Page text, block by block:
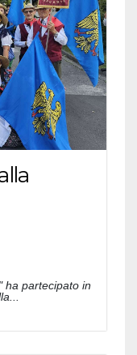
ha partecipato in